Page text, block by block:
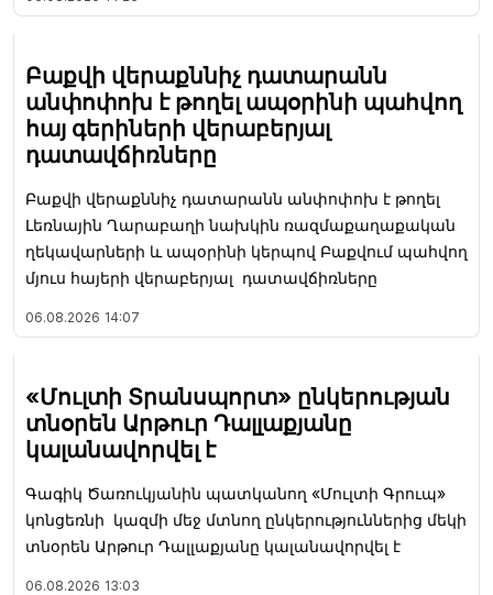
Բաքվի վերաքննիչ դատարանն
անփոփոխ է թողել ապօրինի պահվող
հայ գերիների վերաբերյալ
դատավճիռները
Բաքվի վերաքննիչ դատարանն անփոփոխ է թողել
Լեռնային Ղարաբաղի նախկին ռազմաքաղաքական
ղեկավարների և ապօրինի կերպով Բաքվում պահվող
մյուս հայերի վերաբերյալ դատավճիռները
06.08.2026 14:07
«Մուլտի Տրանսպորտ» ընկերության
տնօրեն Արթուր Դալլաքյանը
կալանավորվել է
Գագիկ Ծառուկյանին պատկանող «Մուլտի Գրուպ»
կոնցեռնի կազմի մեջ մտնող ընկերություններից մեկի
տնօրեն Արթուր Դալլաքյանը կալանավորվել է
06.08.2026 13:03